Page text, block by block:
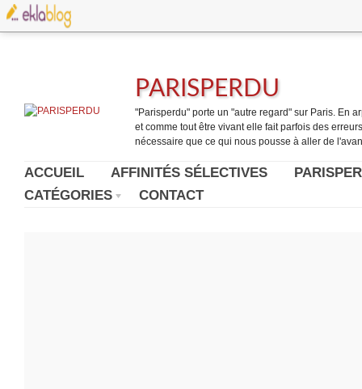
PARISPERDU
"Parisperdu" porte un "autre regard" sur Paris. En
et comme tout être vivant elle fait parfois des
nécessaire que ce qui nous pousse à aller de
ACCUEIL AFFINITÉS SÉLECTIVES
CATÉGORIES
CONTACT